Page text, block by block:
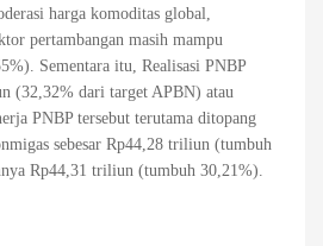
harga komoditas global,
pertambangan masih mampu
Sementara itu, Realisasi PNBP
(32,32% dari target APBN) atau
PNBP tersebut terutama ditopang
sebesar Rp44,28 triliun (tumbuh
Rp44,31 triliun (tumbuh 30,21%).